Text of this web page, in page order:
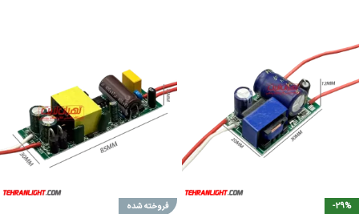
-29%
فروخته شده